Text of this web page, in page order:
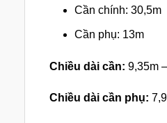
Cần chính: 30,5m
Cần phụ: 13m
Chiều dài cần: 9,35m
Chiều dài cần phụ: